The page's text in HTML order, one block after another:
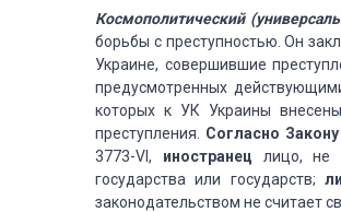
Космополитический
борьбы с преступностью. Он
Украине, совершившие
предусмотренных
которых к УК Украины
преступления. Согласно
3773-VI, иностранец лицо, не
государства или государств;
законодательством не считает